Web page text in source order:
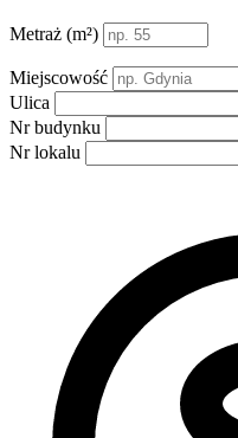
Metraż (m²)
Miejscowość
Ulica
Nr budynku
Nr lokalu